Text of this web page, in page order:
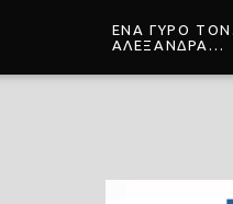
ΕΝΑ ΓΥΡΟ ΤΟΝ
ΚΟΣΜΟ (TASOS
ΑΛΕΞΑΝΔΡΑ